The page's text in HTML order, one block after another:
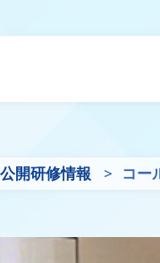
開研修情報 コー